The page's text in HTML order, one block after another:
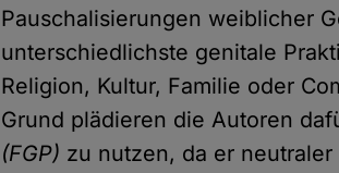
Pauschalisierungen weiblicher
unterschiedlichste genitale
Religion, Kultur, Familie oder
Grund plädieren die Autoren
(FGP) zu nutzen, da er